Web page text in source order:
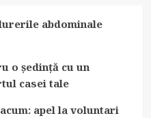
abdominale
o ședință cu un
casei tale
apel la voluntari